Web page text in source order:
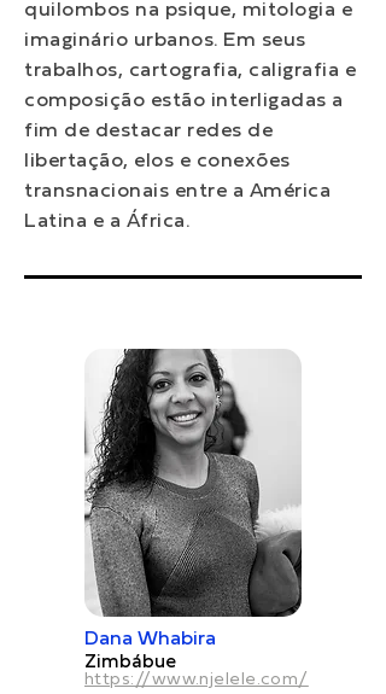
quilombos na psique, mitologia e
imaginário urbanos. Em seus
trabalhos, cartografia, caligrafia e
composição estão interligadas a
fim de destacar redes de
libertação, elos e conexões
transnacionais entre a América
Latina e a África.
Dana Whabira
Zimbábue
https://www.njelele.com/